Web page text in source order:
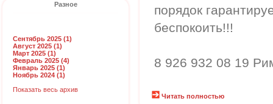
Разное
Сентябрь 2025 (1)
Август 2025 (1)
Март 2025 (1)
Февраль 2025 (4)
Январь 2025 (1)
Ноябрь 2024 (1)
Показать весь архив
порядок
беспокоить!!!
8 926 932 08 19
Читать полностью